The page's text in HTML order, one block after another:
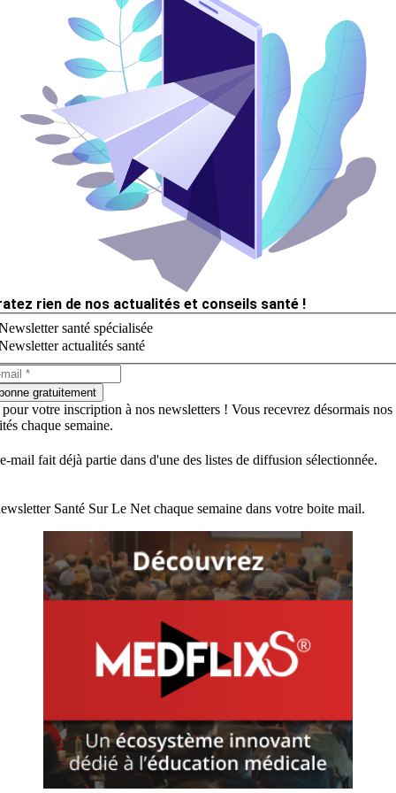
rien de nos actualités et conseils santé !
santé spécialisée
actualités santé
gratuitement
votre inscription à nos newsletters ! Vous recevrez désormais nos
chaque semaine.
mail fait déjà partie dans d'une des listes de diffusion sélectionnée.
Santé Sur Le Net chaque semaine dans votre boite mail.